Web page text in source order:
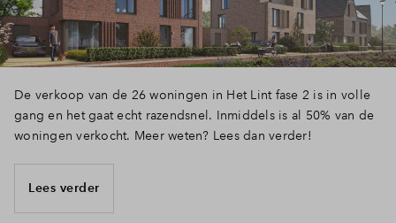
De verkoop van de 26 woningen in Het Lint fase 2 is in volle
gang en het gaat echt razendsnel. Inmiddels is al 50% van de
woningen verkocht. Meer weten? Lees dan verder!
Lees verder